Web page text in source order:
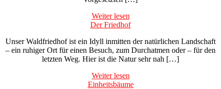
Weiter lesen
Der Friedhof
Unser Waldfriedhof ist ein Idyll inmitten der natürlichen Landschaft
– ein ruhiger Ort für einen Besuch, zum Durchatmen oder – für den
letzten Weg. Hier ist die Natur sehr nah […]
Weiter lesen
Einheitsbäume